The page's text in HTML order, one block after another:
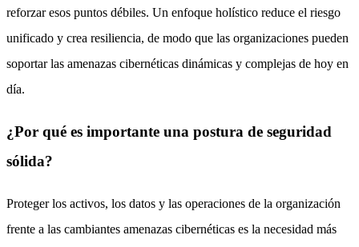
reforzar esos puntos débiles. Un enfoque holístico reduce el riesgo
unificado y crea resiliencia, de modo que las organizaciones pueden
soportar las amenazas cibernéticas dinámicas y complejas de hoy en
día.
¿Por qué es importante una postura de seguridad
sólida?
Proteger los activos, los datos y las operaciones de la organización
frente a las cambiantes amenazas cibernéticas es la necesidad más